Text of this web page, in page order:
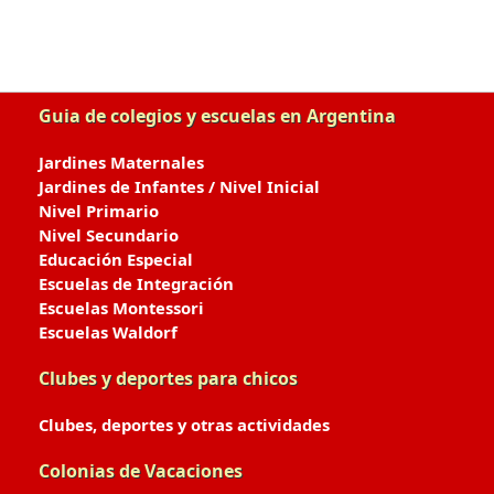
Guia de colegios y escuelas en Argentina
Jardines Maternales
Jardines de Infantes / Nivel Inicial
Nivel Primario
Nivel Secundario
Educación Especial
Escuelas de Integración
Escuelas Montessori
Escuelas Waldorf
Clubes y deportes para chicos
Clubes, deportes y otras actividades
Colonias de Vacaciones